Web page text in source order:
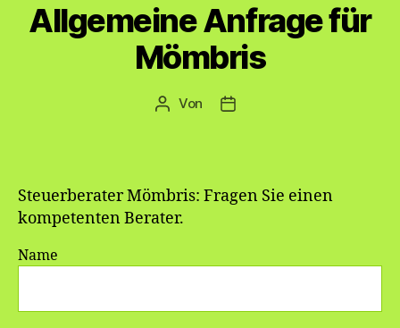
Allgemeine Anfrage für
Mömbris
Beitragsautor
Von Veröffentlichungsdatum
Steuerberater Mömbris: Fragen Sie einen
kompetenten Berater.
Name